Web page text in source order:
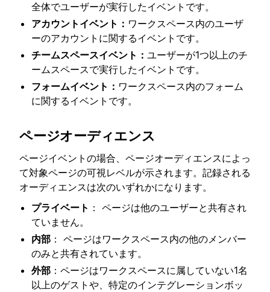
全体でユーザーが実行したイベントです。
アカウントイベント： ワークスペース内のユーザ
ーのアカウントに関するイベントです。
チームスペースイベント： ユーザーが1つ以上のチ
ームスペースで実行したイベントです。
フォームイベント： ワークスペース内のフォーム
に関するイベントです。
ページオーディエンス
ページイベントの場合、ページオーディエンスによっ
て対象ページの可視レベルが示されます。記録される
オーディエンスは次のいずれかになります。
プライベート ： ページは他のユーザーと共有され
ていません。
内部 ： ページはワークスペース内の他のメンバー
のみと共有されています。
外部 ：ページはワークスペースに属していない1名
以上のゲストや、特定のインテグレーションボッ